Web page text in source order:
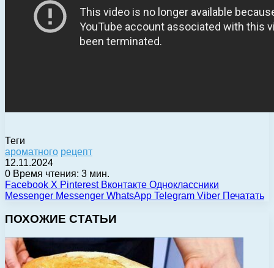
Теги
ароматного рецепт
12.11.2024
0 Время чтения: 3 мин.
Facebook X Pinterest Вконтакте Одноклассники
Messenger Messenger WhatsApp Telegram Viber Печатать
ПОХОЖИЕ СТАТЬИ